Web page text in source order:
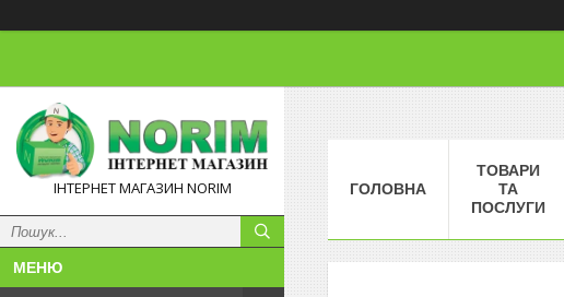
ІНТЕРНЕТ МАГАЗИН NORIM ГОЛОВНА
ТОВАРИ
ТА
ПОСЛУГИ